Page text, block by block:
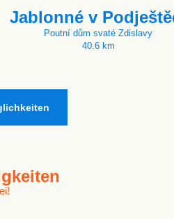
Jablonné v
Poutní dům svaté Zdislavy
40.6 km